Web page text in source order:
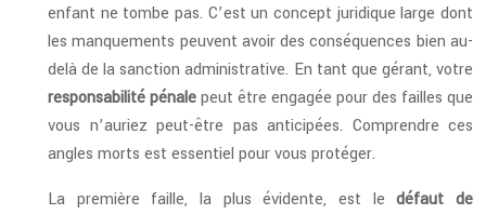
enfant ne tombe pas. C’est un concept juridique large dont
les manquements peuvent avoir des conséquences bien au-
delà de la sanction administrative. En tant que gérant, votre
responsabilité pénalepeut être engagée pour des failles que
vous n’auriez peut-être pas anticipées. Comprendre ces
angles morts est essentiel pour vous protéger.
La première faille, la plus évidente, est ledéfaut de